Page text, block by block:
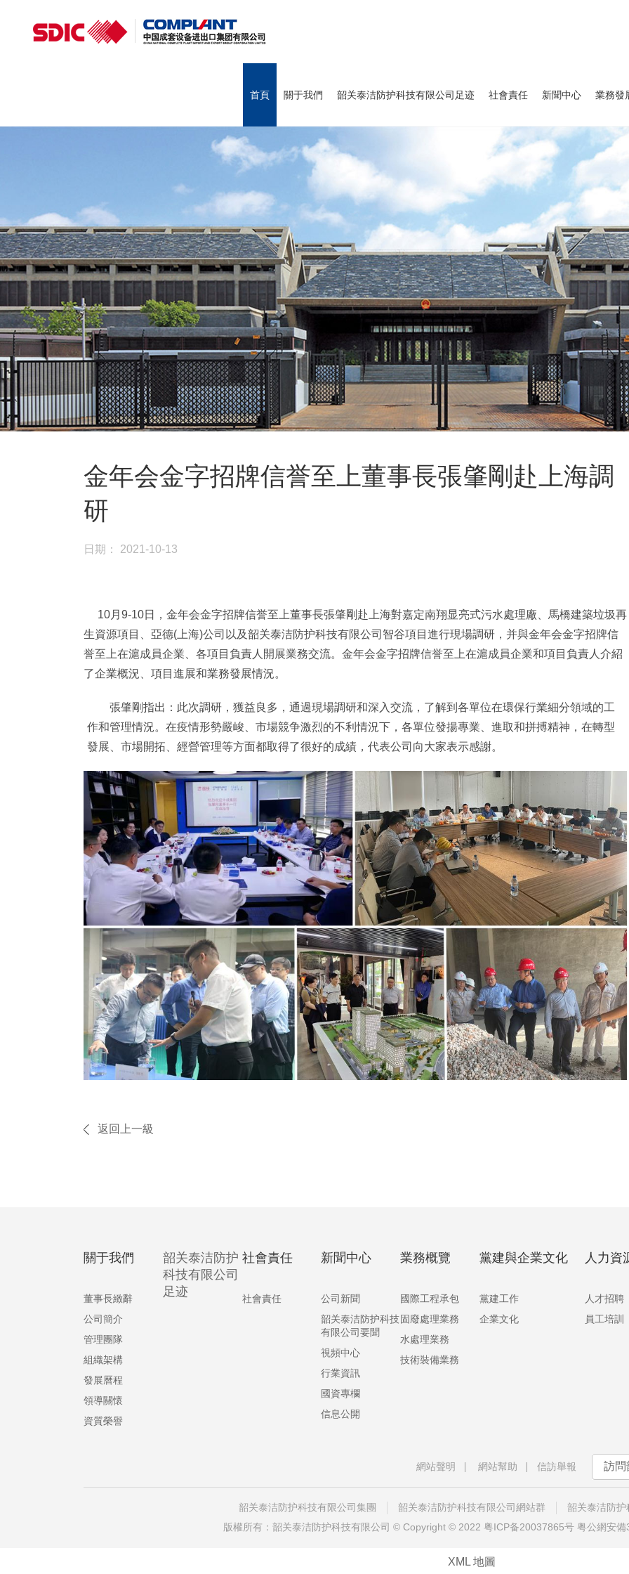
首頁 關于我們 韶关泰洁防护科技有限公司足迹 社會責任 新聞中心 業務發
金年会金字招牌信誉至上董事長張肇剛赴上海調
研
日期： 2021-10-13
10月9-10日，金年会金字招牌信誉至上董事長張肇剛赴上海對嘉定南翔显亮式污水處理廠、馬橋建築垃圾再
生資源項目、亞德(上海)公司以及韶关泰洁防护科技有限公司智谷項目進行現場調研，并與金年会金字招牌信
誉至上在滬成員企業、各項目負責人開展業務交流。金年会金字招牌信誉至上在滬成員企業和項目負責人介紹
了企業概況、項目進展和業務發展情況。
張肇剛指出：此次調研，獲益良多，通過現場調研和深入交流，了解到各單位在環保行業細分領域的工
作和管理情況。在疫情形勢嚴峻、市場競争激烈的不利情況下，各單位發揚專業、進取和拼搏精神，在轉型
發展、市場開拓、經營管理等方面都取得了很好的成績，代表公司向大家表示感謝。
返回上一級
關于我們
董事長緻辭
公司簡介
管理團隊
組織架構
發展曆程
領導關懷
資質榮譽
韶关泰洁防护
科技有限公司
足迹
社會責任
社會責任
新聞中心
公司新聞
韶关泰洁防护科技
有限公司要聞
視頻中心
行業資訊
國資專欄
信息公開
業務概覽
國際工程承包
固廢處理業務
水處理業務
技術裝備業務
黨建與企業文化
黨建工作
企業文化
人力資
人才招聘
員工培訓
網站聲明 網站幫助 信訪舉報 訪問
韶关泰洁防护科技有限公司集團 韶关泰洁防护科技有限公司網站群
韶关泰洁防护
版權所有：韶关泰洁防护科技有限公司 © Copyright © 2022 粤ICP备20037865号 粤公網安
XML 地圖